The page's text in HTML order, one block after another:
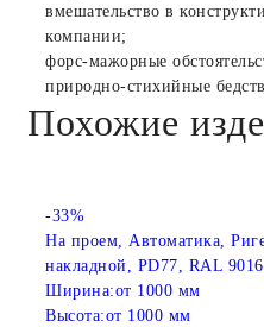
вмешательство в
компании;
форс-мажорные
природно-стихийные
Похожие
-33%
На проем, Автоматика,
накладной, PD77, RAL 9016
Ширина:от 1000 мм
Высота:от 1000 мм